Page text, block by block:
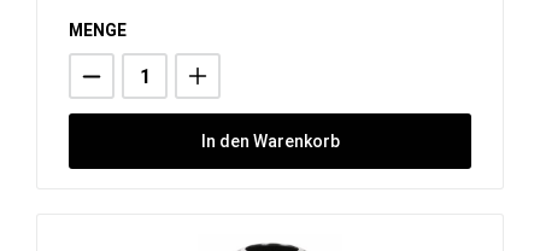
MENGE
In den Warenkorb